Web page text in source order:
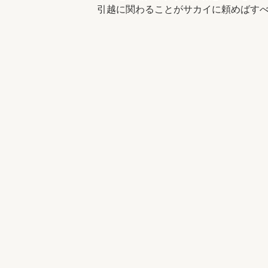
引越に関わることがサカイに頼めばす